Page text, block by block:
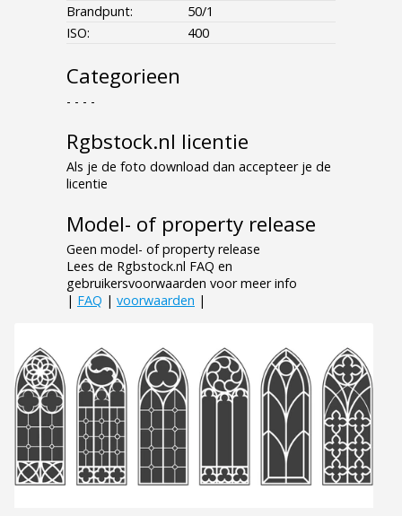
Brandpunt:
50/1
ISO:
400
Categorieen
- - - -
Rgbstock.nl licentie
Als je de foto download dan accepteer je de
licentie
Model- of property release
Geen model- of property release
Lees de Rgbstock.nl FAQ en
gebruikersvoorwaarden voor meer info
| FAQ | voorwaarden |